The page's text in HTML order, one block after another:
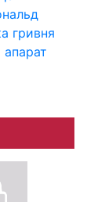
гривня
апарат